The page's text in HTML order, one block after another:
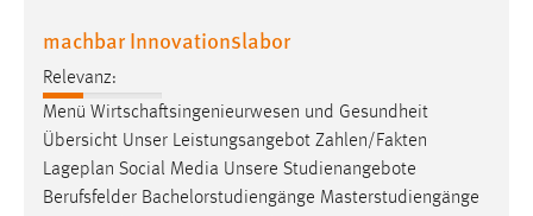
machbar Innovationslabor
Relevanz:
Menü Wirtschaftsingenieurwesen und Gesundheit
Übersicht Unser Leistungsangebot Zahlen/Fakten
Lageplan Social Media Unsere Studienangebote
Berufsfelder Bachelorstudiengänge Masterstudiengänge